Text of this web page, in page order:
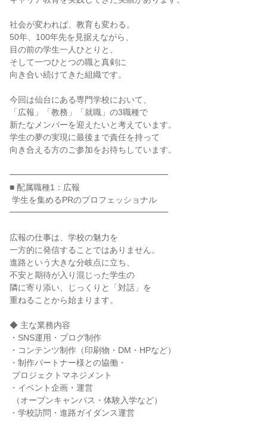
社会が変われば、教育も変わる。
50年、100年先を見据えながら、
目の前の学生一人ひとりと、
そして一つひとつの職と真剣に
向き合い続けてきた組織です。
今回は仙台にある専門学校において、
「広報」「教務」「就職」の3職種で
新たなメンバーを迎えたいと考えています。
学生の夢の実現に最後まで責任を持って
向き合える方のご参加をお待ちしています。
━━━━━━━━━━━━━━━━━━━
■ 配属職種1：広報
━━━━━━━━━━━━━━━━━━━
広報の仕事は、学校の魅力を
一方的に発信することではありません。
進路という大きな分岐点に立ち、
不安と期待が入り混じった学生の
隣に寄り添い、じっくりと「対話」を
重ねることから始まります。
◆ 主な業務内容
・SNS運用・ブログ制作
・コンテンツ制作（印刷物・DM・HPなど）
・制作パートナー様との協働・
・イベント企画・運営
・学校訪問・進路ガイダンス運営